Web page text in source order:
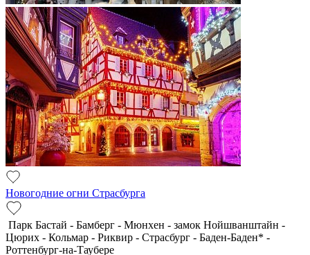
Новогодние огни Страсбурга
Парк Бастай - Бамберг - Мюнхен - замок Нойшванштайн -
Цюрих - Кольмар - Риквир - Страсбург - Баден-Баден* -
Роттенбург-на-Таубере